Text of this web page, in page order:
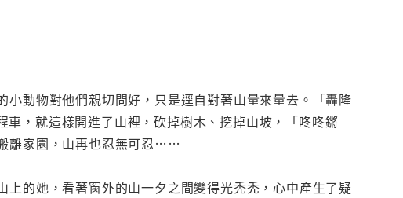
動物對他們親切問好，只是逕自對著山量來量去。「轟隆
，就這樣開進了山裡，砍掉樹木、挖掉山坡，「咚咚鏘
離家園，山再也忍無可忍……
的她，看著窗外的山一夕之間變得光禿禿，心中產生了疑